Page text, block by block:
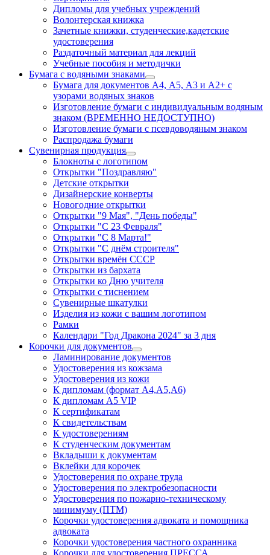
Дипломы для учебных учреждений
Волонтерская книжка
Зачетные книжки, студенческие,кадетские
удостоверения
Раздаточный материал для лекций
Учебные пособия и методички
Бумага с водяными знаками
Бумага для документов А4, А5, А3 и А2+ с
узорами водяных знаков
Изготовление бумаги с индивидуальным водяным
знаком (ВРЕМЕННО НЕДОСТУПНО)
Изготовление бумаги с псевдоводяным знаком
Распродажа бумаги
Сувенирная продукция
Блокноты с логотипом
Открытки "Поздравляю"
Детские открытки
Дизайнерские конверты
Новогодние открытки
Открытки "9 Мая", "День победы"
Открытки "С 23 Февраля"
Открытки "С 8 Марта!"
Открытки "С днём строителя"
Открытки времён СССР
Открытки из бархата
Открытки ко Дню учителя
Открытки с тиснением
Сувенирные шкатулки
Изделия из кожи с вашим логотипом
Рамки
Календари "Год Дракона 2024" за 3 дня
Корочки для документов
Ламинирование документов
Удостоверения из кожзама
Удостоверения из кожи
К дипломам (формат А4,А5,А6)
К дипломам А5 VIP
К сертификатам
К свидетельствам
К удостоверениям
К студенческим документам
Вкладыши к документам
Вклейки для корочек
Удостоверения по охране труда
Удостоверения по электробезопасности
Удостоверения по пожарно-техническому
минимуму (ПТМ)
Корочки удостоверения адвоката и помощника
адвоката
Корочки удостоверения частного охранника
Корочки для удостоверения ПРЕССА